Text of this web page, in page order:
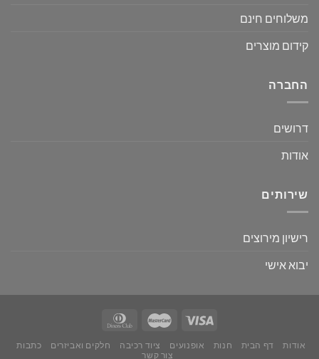
משלוחים חינם
קידום מוצרים
החברה
דרושים
אודות
שירותים
רישיון מירוצים
יבוא אישי
אודות דף הבית חנות אופנועים ציוד רכיבה חלקים ואביזרים
כתבות
צור קשר